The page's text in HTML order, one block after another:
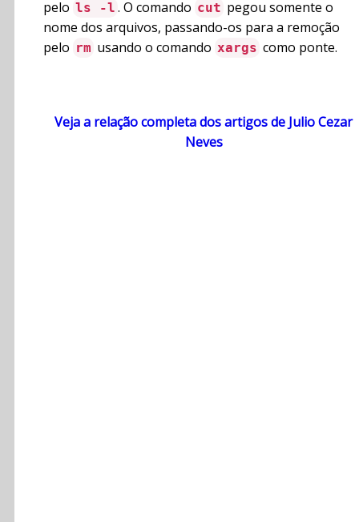
pelo ls -l . O comando cut pegou somente o
nome dos arquivos, passando-os para a remoção
pelo rm usando o comando xargs como ponte.
Veja a relação completa dos artigos de Julio Cezar
Neves